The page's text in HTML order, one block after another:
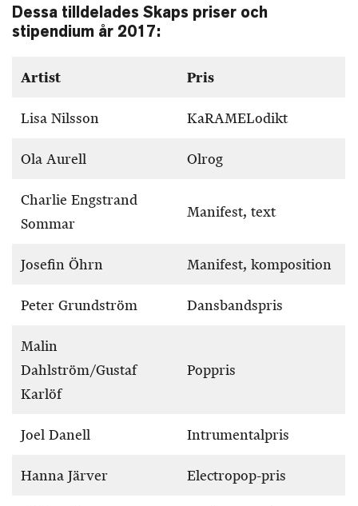
Dessa tilldelades Skaps priser och
stipendium år 2017:
Artist Pris
Lisa Nilsson KaRAMELodikt
Ola Aurell Olrog
Charlie Engstrand
Sommar
Manifest, text
Josefin Öhrn Manifest, komposition
Peter Grundström Dansbandspris
Malin
Dahlström/Gustaf
Karlöf
Poppris
Joel Danell Intrumentalpris
Hanna Järver Electropop-pris